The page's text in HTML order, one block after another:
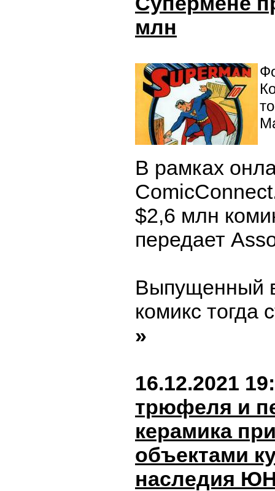
млн
В рамках
$2,6 млн
передает
Выпущенный
комикс тогда
»
16.12.2021
трюфеля и
керамика
объектами
наследия